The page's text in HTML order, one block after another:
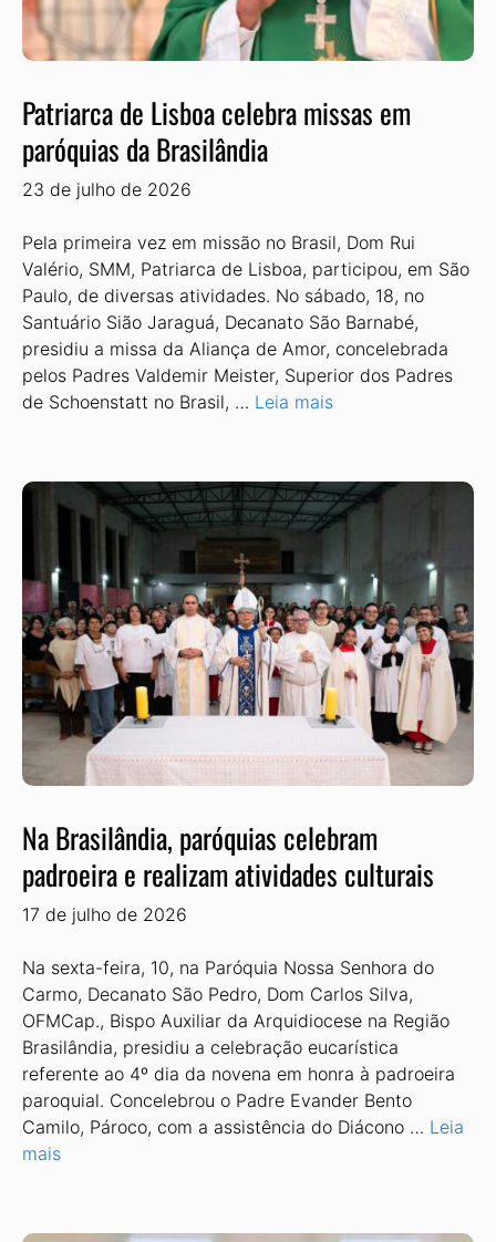
Patriarca de Lisboa celebra missas em
paróquias da Brasilândia
23 de julho de 2026
Pela primeira vez em missão no Brasil, Dom Rui
Valério, SMM, Patriar­ca de Lisboa, participou, em São
Paulo, de diversas atividades. No sá­bado, 18, no
Santuário Sião Jaraguá, Decanato São Barnabé,
presidiu a missa da Aliança de Amor, concelebrada
pelos Padres Valdemir Meister, Superior dos Padres
de Schoenstatt no Brasil, … Leia mais
Na Brasilândia, paróquias celebram
padroeira e realizam atividades culturais
17 de julho de 2026
Na sexta-feira, 10, na Paróquia Nossa Senhora do
Carmo, Decanato São Pedro, Dom Carlos Silva,
OFMCap., Bispo Auxiliar da Arquidiocese na Região
Brasilândia, presidiu a celebração eucarística
referente ao 4º dia da novena em honra à padroeira
paroquial. Concelebrou o Padre Evander Bento
Camilo, Pároco, com a assistência do Diácono … Leia
mais